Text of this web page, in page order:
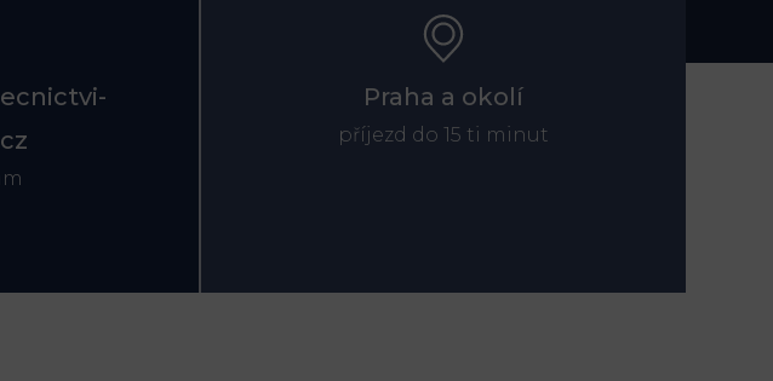
Praha a okolí
příjezd do 15 ti minut